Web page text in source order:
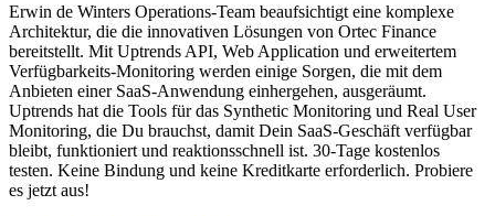
Erwin de Winters Operations-Team beaufsichtigt eine komplexe
Architektur, die die innovativen Lösungen von Ortec Finance
bereitstellt. Mit Uptrends API, Web Application und erweitertem
Verfügbarkeits-Monitoring werden einige Sorgen, die mit dem
Anbieten einer SaaS-Anwendung einhergehen, ausgeräumt.
Uptrends hat die Tools für das Synthetic Monitoring und Real User
Monitoring, die Du brauchst, damit Dein SaaS-Geschäft verfügbar
bleibt, funktioniert und reaktionsschnell ist. 30-Tage kostenlos
testen. Keine Bindung und keine Kreditkarte erforderlich. Probiere
es jetzt aus!